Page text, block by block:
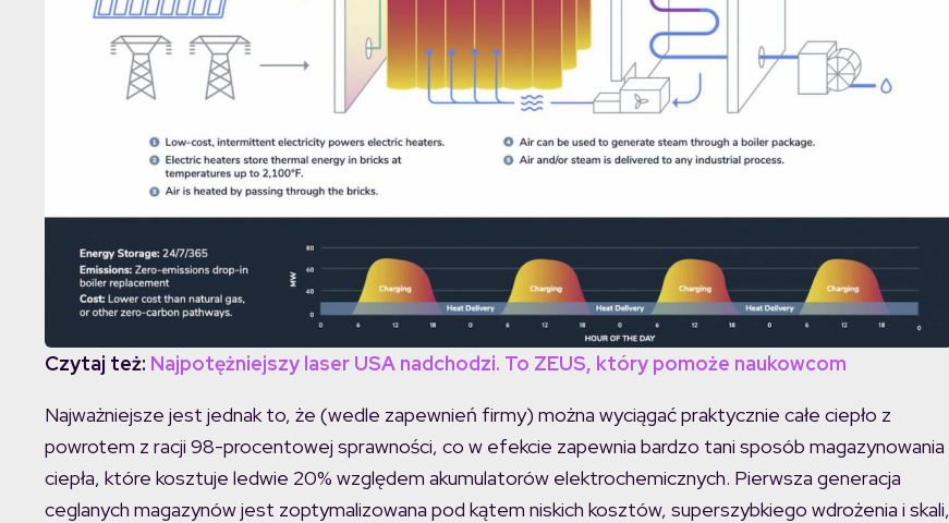
Czytaj też: Najpotężniejszy laser USA nadchodzi. To ZEUS, który pomoże naukowcom
Najważniejsze jest jednak to, że (wedle zapewnień firmy) można wyciągać praktycznie całe ciepło z
powrotem z racji 98-procentowej sprawności, co w efekcie zapewnia bardzo tani sposób magazynowania
ciepła, które kosztuje ledwie 20% względem akumulatorów elektrochemicznych. Pierwsza generacja
ceglanych magazynów jest zoptymalizowana pod kątem niskich kosztów, superszybkiego wdrożenia i skali,